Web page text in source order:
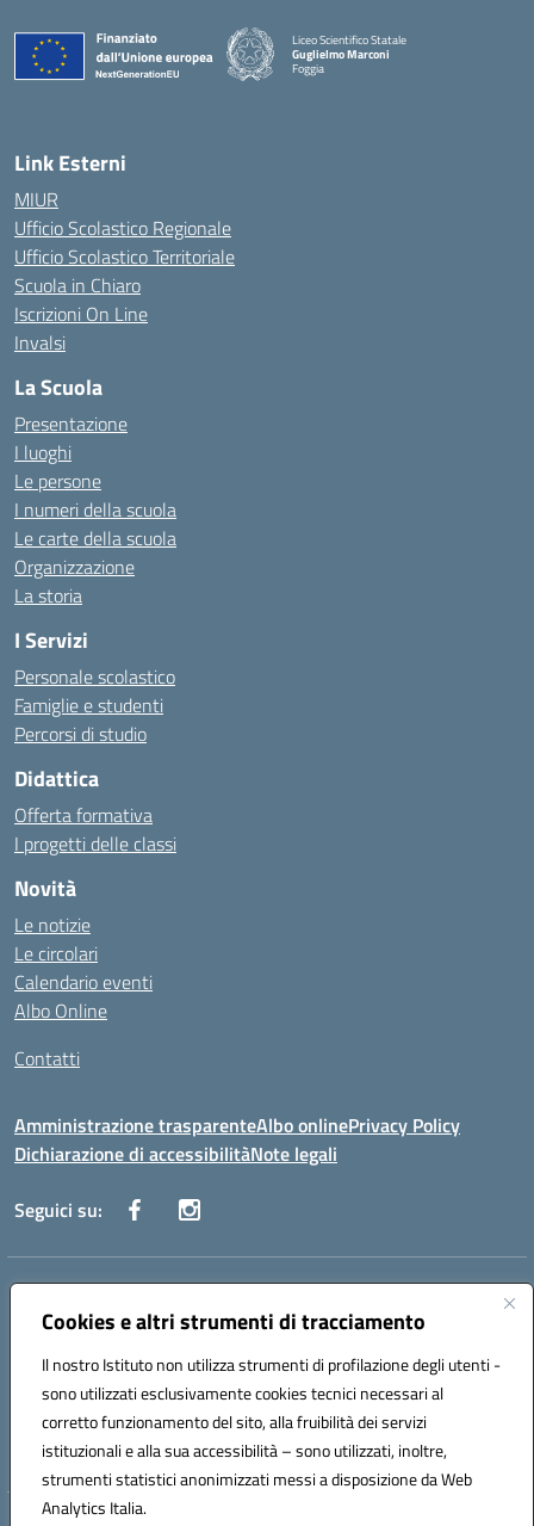
Cookies e altri strumenti di tracciamento
Il nostro Istituto non utilizza strumenti di profilazione degli utenti -
sono utilizzati esclusivamente cookies tecnici necessari al
corretto funzionamento del sito, alla fruibilità dei servizi
istituzionali e alla sua accessibilità – sono utilizzati, inoltre,
strumenti statistici anonimizzati messi a disposizione da Web
Analytics Italia.
Liceo Scientifico Statale
Guglielmo Marconi
Foggia
— Visita la pagina iniziale della scuola
Link Esterni
MIUR
Ufficio Scolastico Regionale
Ufficio Scolastico Territoriale
Scuola in Chiaro
Iscrizioni On Line
Invalsi
La Scuola
Presentazione
I luoghi
Le persone
I numeri della scuola
Le carte della scuola
Organizzazione
La storia
I Servizi
Personale scolastico
Famiglie e studenti
Percorsi di studio
Didattica
Offerta formativa
I progetti delle classi
Novità
Le notizie
Le circolari
Calendario eventi
Albo Online
Contatti
Amministrazione trasparenteAlbo onlinePrivacy Policy
Dichiarazione di accessibilitàNote legali
Seguici su:
Indirizzo:
Centralino:0881636571 Email:fgps040004@istruzione.it
Codice fiscale: 80031370713
Codice meccanografico:
FGPS040004
Codice Indice delle Pubbliche Amministrazioni (IPA): istsc_fgps040004